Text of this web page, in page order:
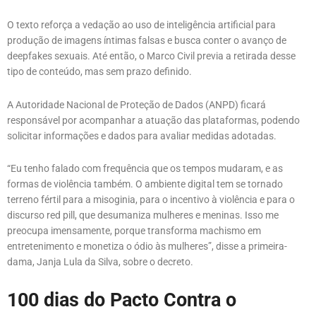
O texto reforça a vedação ao uso de inteligência artificial para
produção de imagens íntimas falsas e busca conter o avanço de
deepfakes sexuais. Até então, o Marco Civil previa a retirada desse
tipo de conteúdo, mas sem prazo definido.
A Autoridade Nacional de Proteção de Dados (ANPD) ficará
responsável por acompanhar a atuação das plataformas, podendo
solicitar informações e dados para avaliar medidas adotadas.
“Eu tenho falado com frequência que os tempos mudaram, e as
formas de violência também. O ambiente digital tem se tornado
terreno fértil para a misoginia, para o incentivo à violência e para o
discurso red pill, que desumaniza mulheres e meninas. Isso me
preocupa imensamente, porque transforma machismo em
entretenimento e monetiza o ódio às mulheres”, disse a primeira-
dama, Janja Lula da Silva, sobre o decreto.
100 dias do Pacto Contra o